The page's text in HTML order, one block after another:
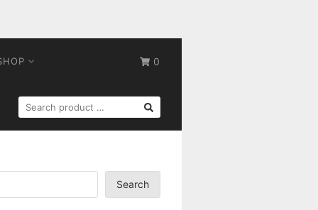
0
SEARCH
FOR:
Search